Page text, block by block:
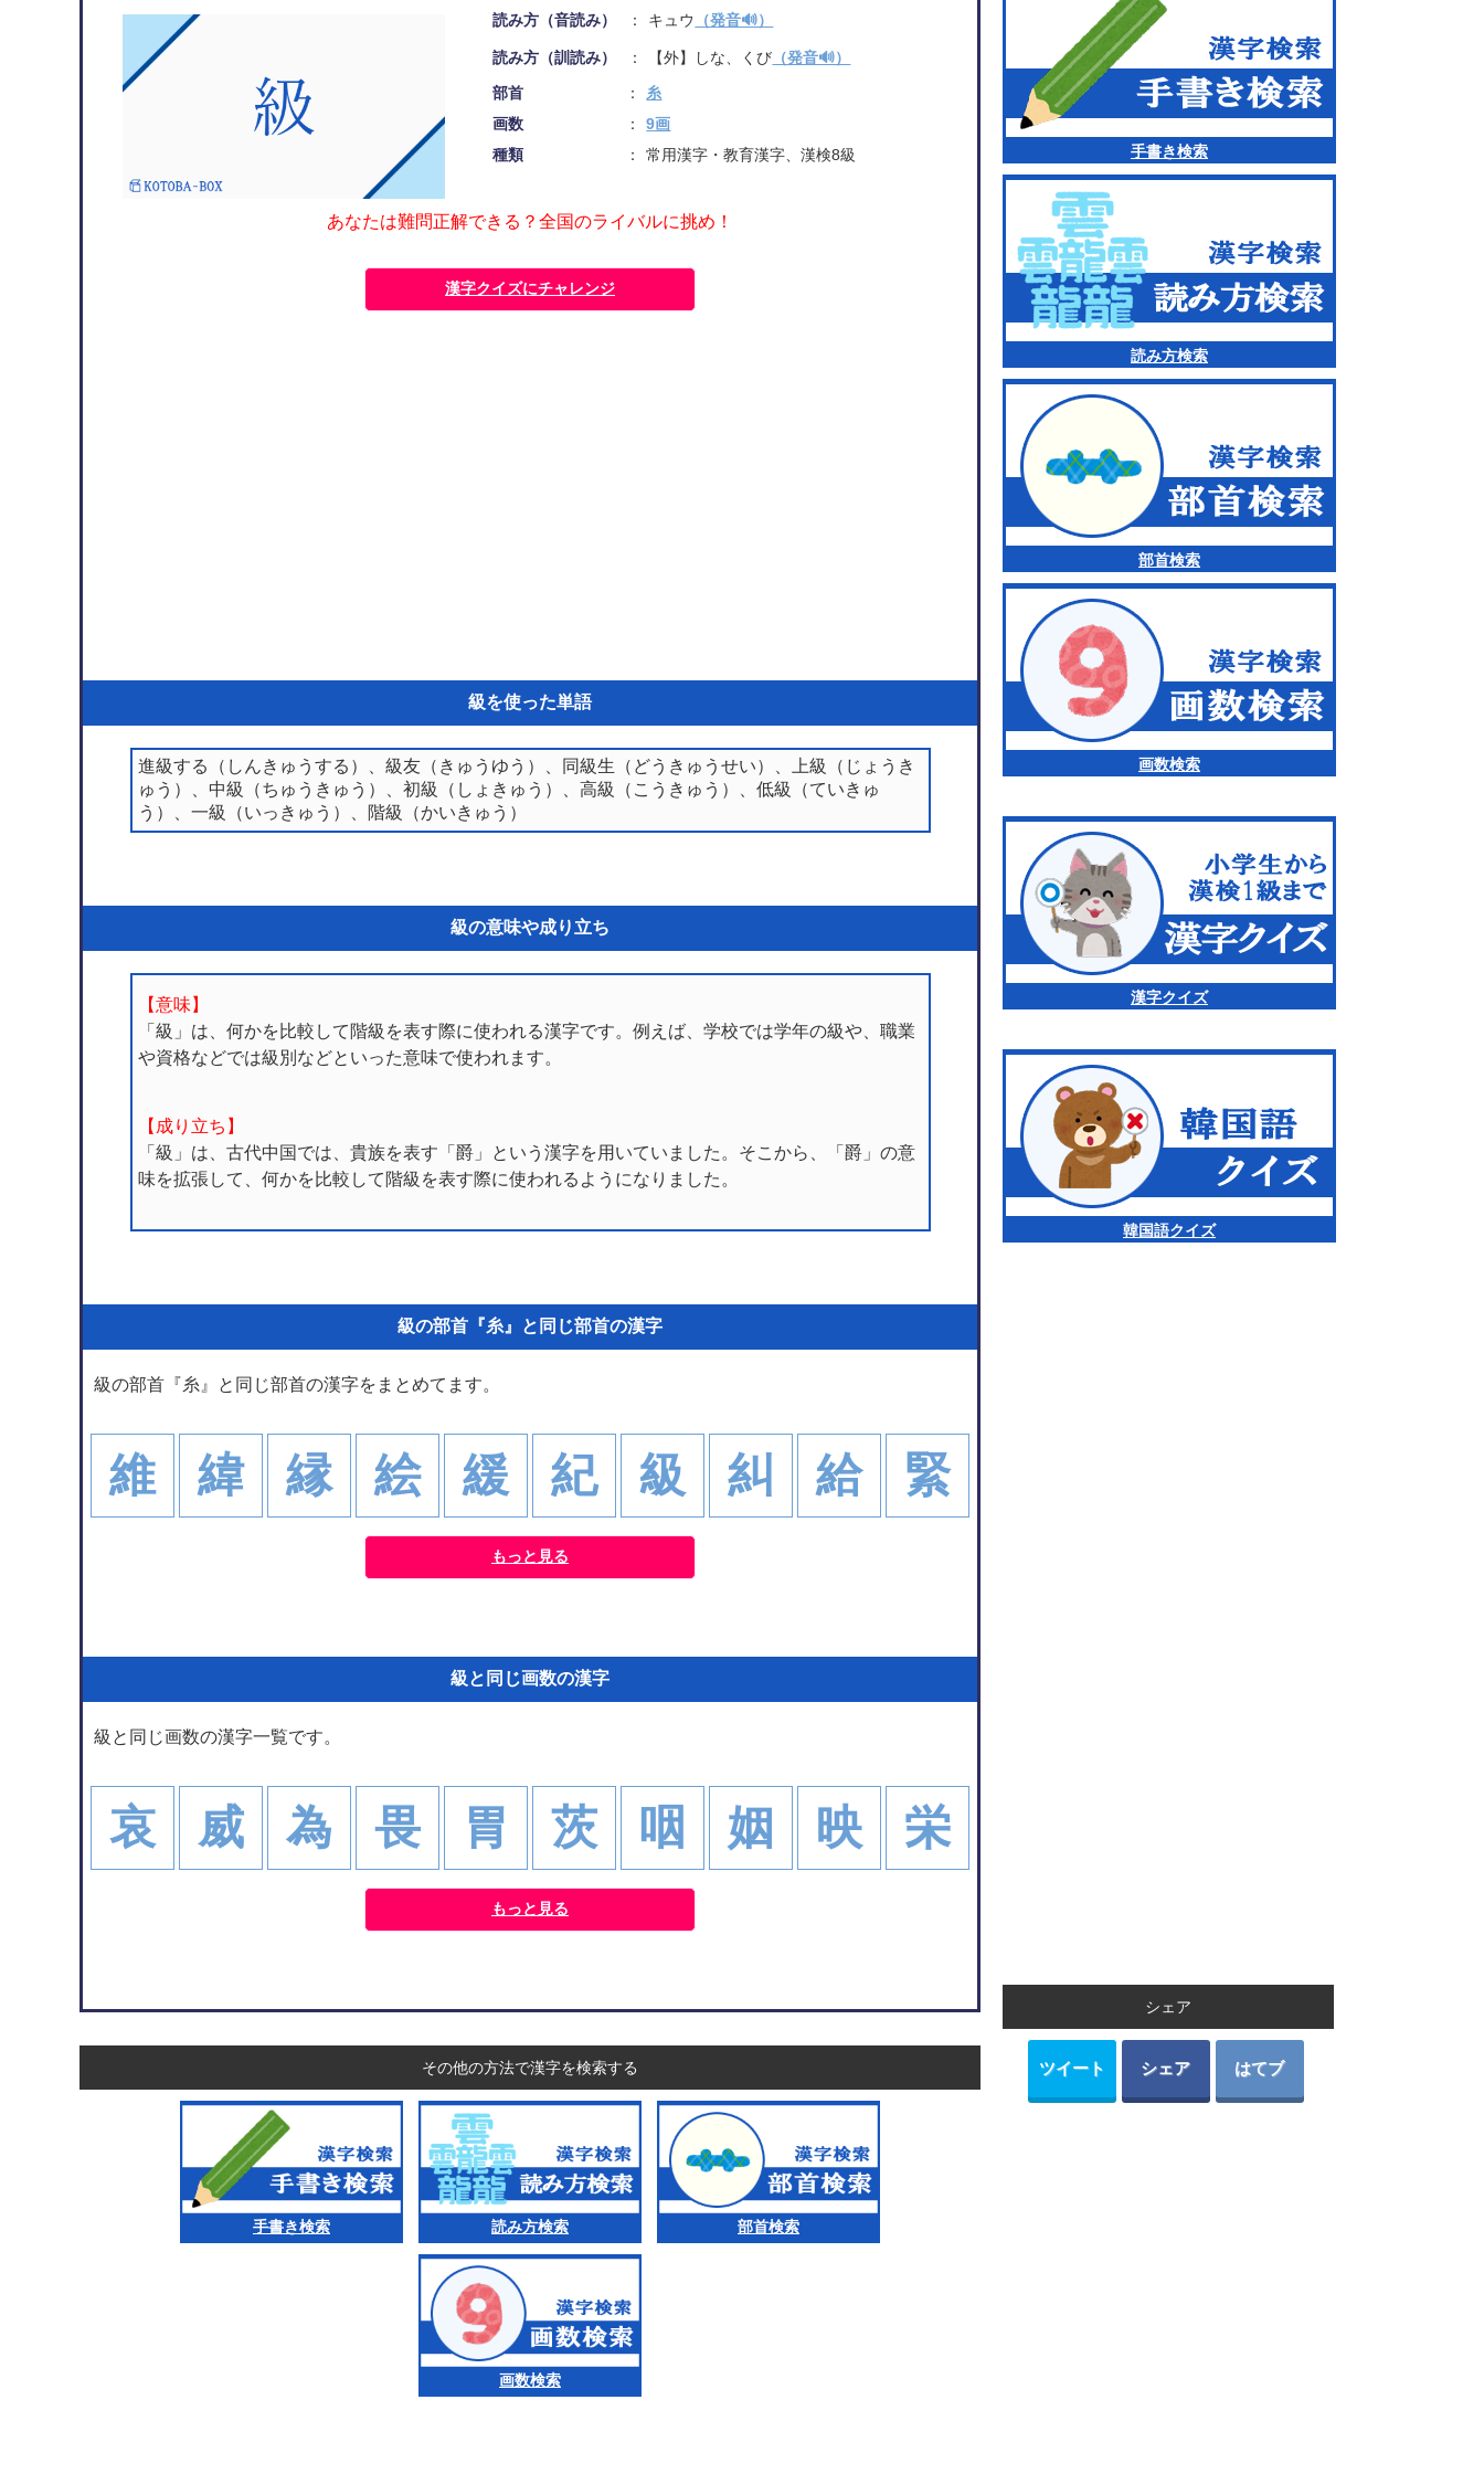
読み方（音読み） キュウ （発音🔊）
読み方（訓読み） 【外】しな、くび （発音🔊）
部首
糸
画数
9画
種類
常用漢字・教育漢字、漢検8級
あなたは難問正解できる？全国のライバルに挑め！
漢字クイズにチャレンジ
級を使った単語
進級する（しんきゅうする）、級友（きゅうゆう）、同級生（どうきゅうせい）、上級（じょうき
ゅう）、中級（ちゅうきゅう）、初級（しょきゅう）、高級（こうきゅう）、低級（ていきゅ
う）、一級（いっきゅう）、階級（かいきゅう）
級の意味や成り立ち
【意味】
「級」は、何かを比較して階級を表す際に使われる漢字です。例えば、学校では学年の級や、職業
や資格などでは級別などといった意味で使われます。
【成り立ち】
「級」は、古代中国では、貴族を表す「爵」という漢字を用いていました。そこから、「爵」の意
味を拡張して、何かを比較して階級を表す際に使われるようになりました。
級の部首『糸』と同じ部首の漢字
級の部首『糸』と同じ部首の漢字をまとめてます。
維 緯 縁 絵 緩 紀 級 糾 給 緊
もっと見る
級と同じ画数の漢字
級と同じ画数の漢字一覧です。
哀 威 為 畏 胃 茨 咽 姻 映 栄
もっと見る
その他の方法で漢字を検索する
手書き検索 読み方検索 部首検索
画数検索
手書き検索
読み方検索
部首検索
画数検索
漢字クイズ
韓国語クイズ
シェア
ツイート シェア はてブ